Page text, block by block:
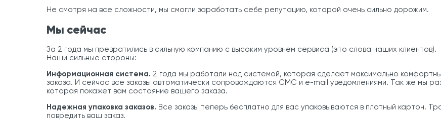
Не смотря на все сложности, мы смогли заработать себе репутацию, которой очень сильно дорожим.
Мы сейчас
За 2 года мы превратились в сильную компанию с высоким уровнем сервиса (это слова наших клиентов).
Наши сильные стороны:
Информационная система. 2 года мы работали над системой, которая сделает максимально
заказа. И сейчас все заказы автоматически сопровождаются СМС и e-mail уведомлениями. Так же мы
которая покажет вам состояние вашего заказа.
Надежная упаковка заказов. Все заказы теперь бесплатно для вас упаковываются в плотный картон.
повредить ваш заказ.